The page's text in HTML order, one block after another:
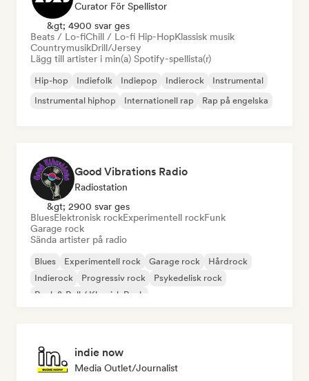
Curator För Spellistor
&gt; 4900 svar ges
Beats / Lo-fiChill / Lo-fi Hip-HopKlassisk musik
CountrymusikDrill/Jersey
Lägg till artister i min(a) Spotify-spellista(r)
Hip-hop Indiefolk Indiepop Indierock
Instrumental
Instrumental hiphop
Internationell rap Rap på engelska
Good Vibrations Radio
Radiostation
&gt; 2900 svar ges
BluesElektronisk rockExperimentell rockFunk
Garage rock
Sända artister på radio
Blues Experimentell rock Garage rock
Hårdrock
Indierock
Progressiv rock
Psykedelisk rock
Rock & Roll / Klassisk Rock
indie now
Media Outlet/Journalist